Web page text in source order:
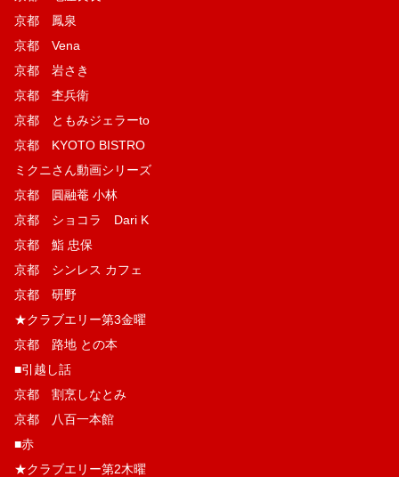
京都 鳳泉
京都 Vena
京都 岩さき
京都 杢兵衛
京都 ともみジェラーto
京都 KYOTO BISTRO
ミクニさん動画シリーズ
京都 圓融菴 小林
京都 ショコラ Dari K
京都 鮨 忠保
京都 シンレス カフェ
京都 研野
★クラブエリー第3金曜
京都 路地 との本
■引越し話
京都 割烹しなとみ
京都 八百一本館
■赤
★クラブエリー第2木曜